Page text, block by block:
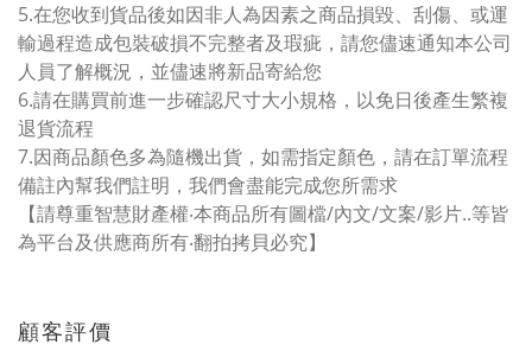
5.在您收到貨品後如因非人為因素之商品損毀、刮傷、或運
輸過程造成包裝破損不完整者及瑕疵，請您儘速通知本公司
人員了解概況，並儘速將新品寄給您
6.請在購買前進一步確認尺寸大小規格，以免日後產生繁複
退貨流程
7.因商品顏色多為隨機出貨，如需指定顏色，請在訂單流程
備註內幫我們註明，我們會盡能完成您所需求
【請尊重智慧財產權‧本商品所有圖檔/內文/文案/影片..等皆
為平台及供應商所有‧翻拍拷貝必究】
顧客評價